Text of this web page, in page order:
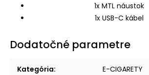
1x MTL náustok
1x USB-C kábel
Dodatočné parametre
Kategória: E-CIGARETY